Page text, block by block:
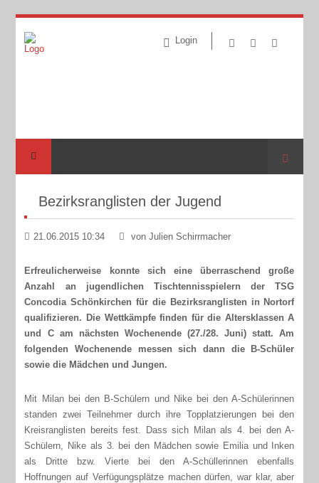
Login
Suche
Bezirksranglisten der Jugend
21.06.2015 10:34 von Julien Schirrmacher
Erfreulicherweise konnte sich eine überraschend große
Anzahl an jugendlichen Tischtennisspielern der TSG
Concodia Schönkirchen für die Bezirksranglisten in Nortorf
qualifizieren. Die Wettkämpfe finden für die Altersklassen A
und C am nächsten Wochenende (27./28. Juni) statt. Am
folgenden Wochenende messen sich dann die B-Schüler
sowie die Mädchen und Jungen.
Mit Milan bei den B-Schülern und Nike bei den A-Schülerinnen
standen zwei Teilnehmer durch ihre Topplatzierungen bei den
Kreisranglisten bereits fest. Dass sich Milan als 4. bei den A-
Schülern, Nike als 3. bei den Mädchen sowie Emilia und Inken
als Dritte bzw. Vierte bei den A-Schüllerinnen ebenfalls
Hoffnungen auf Verfügungsplätze machen dürfen, war klar, aber